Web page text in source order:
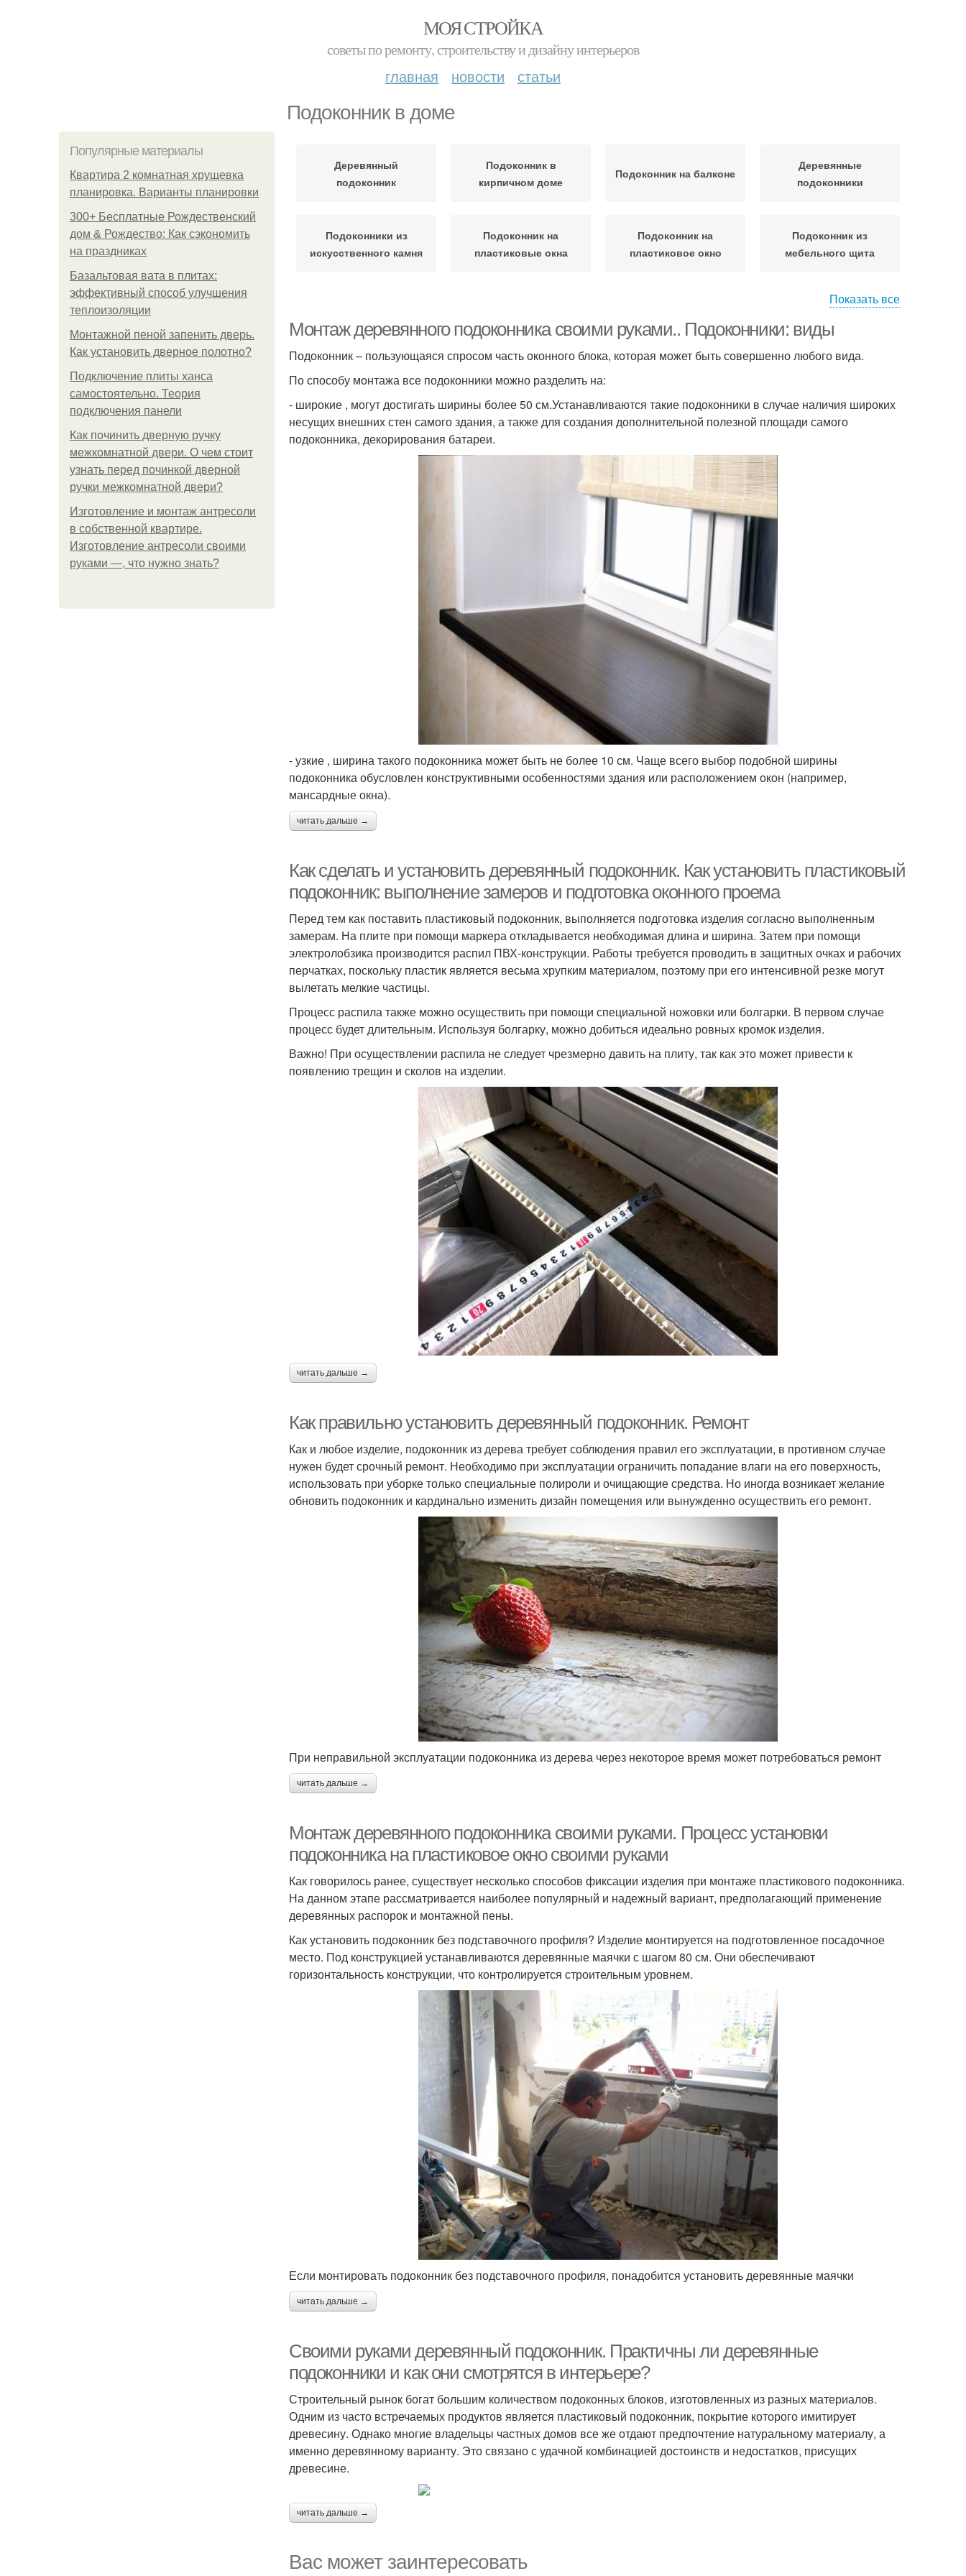
МОЯ СТРОЙКА
советы по ремонту, строительству и дизайну интерьеров
главная новости статьи
Подоконник в доме
Популярные материалы
Квартира 2 комнатная хрущевка
планировка. Варианты планировки
300+ Бесплатные Рождественский
дом & Рождество: Как сэкономить
на праздниках
Базальтовая вата в плитах:
эффективный способ улучшения
теплоизоляции
Монтажной пеной запенить дверь.
Как установить дверное полотно?
Подключение плиты ханса
самостоятельно. Теория
подключения панели
Как починить дверную ручку
межкомнатной двери. О чем стоит
узнать перед починкой дверной
ручки межкомнатной двери?
Изготовление и монтаж антресоли
в собственной квартире.
Изготовление антресоли своими
руками —, что нужно знать?
Деревянный
подоконник
Подоконник в
кирпичном доме
Подоконник на балконе
Деревянные
подоконники
Подоконники из
искусственного камня
Подоконник на
пластиковые окна
Подоконник на
пластиковое окно
Подоконник из
мебельного щита
подоконник
Показать все
Монтаж деревянного подоконника своими руками.. Подоконники: виды
Подоконник – пользующаяся спросом часть оконного блока, которая может быть совершенно любого вида.
По способу монтажа все подоконники можно разделить на:
- широкие , могут достигать ширины более 50 см.Устанавливаются такие подоконники в случае наличия широких
несущих внешних стен самого здания, а также для создания дополнительной полезной площади самого
подоконника, декорирования батареи.
- узкие , ширина такого подоконника может быть не более 10 см. Чаще всего выбор подобной ширины
подоконника обусловлен конструктивными особенностями здания или расположением окон (например,
мансардные окна).
читать дальше →
Как сделать и установить деревянный подоконник. Как установить пластиковый
подоконник: выполнение замеров и подготовка оконного проема
Перед тем как поставить пластиковый подоконник, выполняется подготовка изделия согласно выполненным
замерам. На плите при помощи маркера откладывается необходимая длина и ширина. Затем при помощи
электролобзика производится распил ПВХ-конструкции. Работы требуется проводить в защитных очках и рабочих
перчатках, поскольку пластик является весьма хрупким материалом, поэтому при его интенсивной резке могут
вылетать мелкие частицы.
Процесс распила также можно осуществить при помощи специальной ножовки или болгарки. В первом случае
процесс будет длительным. Используя болгарку, можно добиться идеально ровных кромок изделия.
Важно! При осуществлении распила не следует чрезмерно давить на плиту, так как это может привести к
появлению трещин и сколов на изделии.
читать дальше →
Как правильно установить деревянный подоконник. Ремонт
Как и любое изделие, подоконник из дерева требует соблюдения правил его эксплуатации, в противном случае
нужен будет срочный ремонт. Необходимо при эксплуатации ограничить попадание влаги на его поверхность,
использовать при уборке только специальные полироли и очищающие средства. Но иногда возникает желание
обновить подоконник и кардинально изменить дизайн помещения или вынужденно осуществить его ремонт.
При неправильной эксплуатации подоконника из дерева через некоторое время может потребоваться ремонт
читать дальше →
Монтаж деревянного подоконника своими руками. Процесс установки
подоконника на пластиковое окно своими руками
Как говорилось ранее, существует несколько способов фиксации изделия при монтаже пластикового подоконника.
На данном этапе рассматривается наиболее популярный и надежный вариант, предполагающий применение
деревянных распорок и монтажной пены.
Как установить подоконник без подставочного профиля? Изделие монтируется на подготовленное посадочное
место. Под конструкцией устанавливаются деревянные маячки с шагом 80 см. Они обеспечивают
горизонтальность конструкции, что контролируется строительным уровнем.
Если монтировать подоконник без подставочного профиля, понадобится установить деревянные маячки
читать дальше →
Своими руками деревянный подоконник. Практичны ли деревянные
подоконники и как они смотрятся в интерьере?
Строительный рынок богат большим количеством подоконных блоков, изготовленных из разных материалов.
Одним из часто встречаемых продуктов является пластиковый подоконник, покрытие которого имитирует
древесину. Однако многие владельцы частных домов все же отдают предпочтение натуральному материалу, а
именно деревянному варианту. Это связано с удачной комбинацией достоинств и недостатков, присущих
древесине.
читать дальше →
Вас может заинтересовать